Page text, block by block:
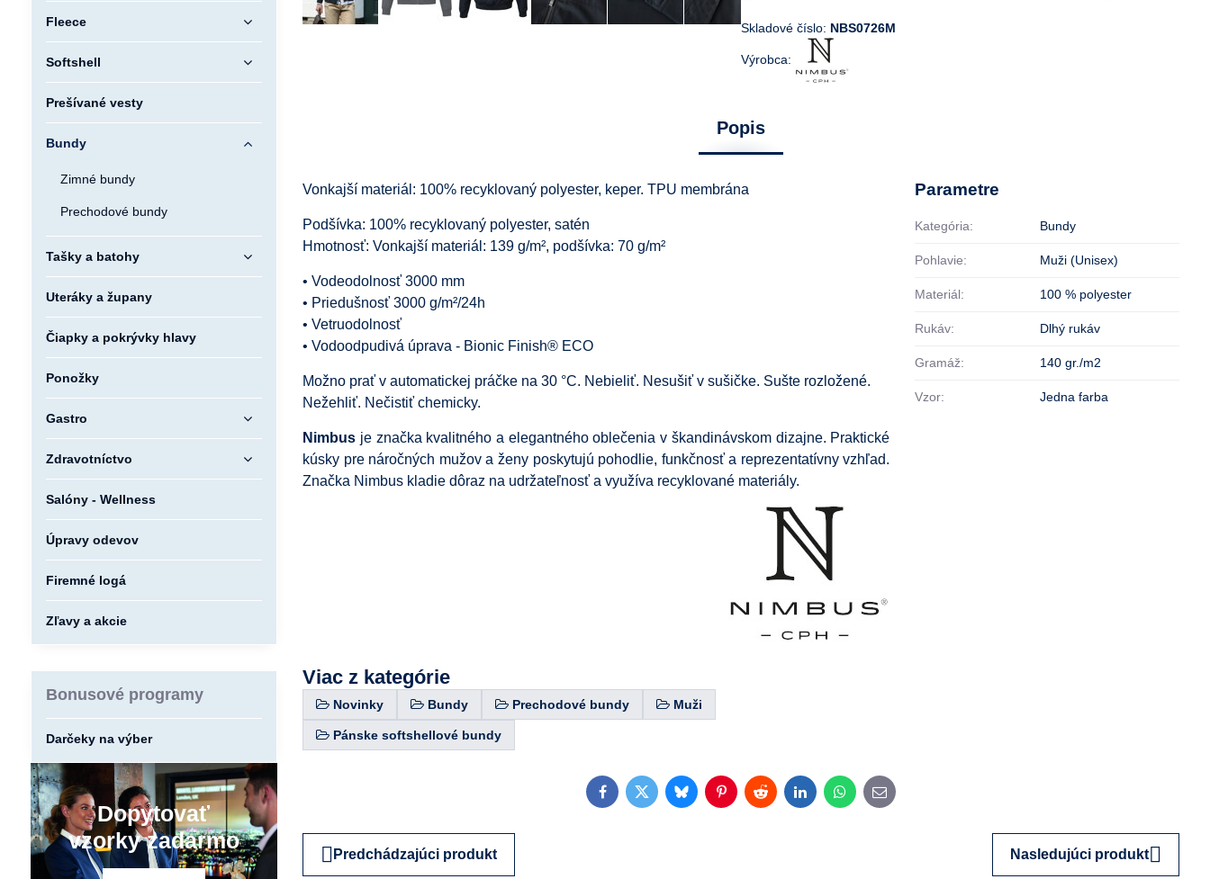
Skladové číslo: NBS0726M
Výrobca:
Popis
Vonkajší materiál: 100% recyklovaný polyester, keper. TPU membrána
Podšívka: 100% recyklovaný polyester, satén
Hmotnosť: Vonkajší materiál: 139 g/m², podšívka: 70 g/m²
• Vodeodolnosť 3000 mm
• Priedušnosť 3000 g/m²/24h
• Vetruodolnosť
• Vodoodpudivá úprava - Bionic Finish® ECO
Možno prať v automatickej práčke na 30 °C. Nebieliť. Nesušiť v sušičke. Sušte rozložené.
Nežehliť. Nečistiť chemicky.
Nimbus je značka kvalitného a elegantného oblečenia v škandinávskom dizajne. Praktické
kúsky pre náročných mužov a ženy poskytujú pohodlie, funkčnosť a reprezentatívny vzhľad.
Značka Nimbus kladie dôraz na udržateľnosť a využíva recyklované materiály.
Viac z kategórie
Novinky Bundy Prechodové bundy Muži
Pánske softshellové bundy
Parametre
Kategória: Bundy
Pohlavie: Muži (Unisex)
Materiál: 100 % polyester
Rukáv: Dlhý rukáv
Gramáž: 140 gr./m2
Vzor: Jedna farba
FacebookTwitterBlueskyPinterestRedditLinkedInWhatsApp
E-
mail
Predchádzajúci produkt Nasledujúci produkt
Fleece
Softshell
Prešívané vesty
Bundy
Zimné bundy
Prechodové bundy
Tašky a batohy
Uteráky a župany
Čiapky a pokrývky hlavy
Ponožky
Gastro
Zdravotníctvo
Salóny - Wellness
Úpravy odevov
Firemné logá
Zľavy a akcie
Bonusové programy
Darčeky na výber
Dopytovať
vzorky zadarmo